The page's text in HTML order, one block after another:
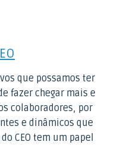
que possamos ter
fazer chegar mais e
colaboradores, por
e dinâmicos que
CEO tem um papel